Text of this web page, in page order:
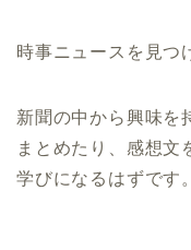
時事ニュースを見つ
新聞の中から興味を
まとめたり、感想文
学びになるはずです。